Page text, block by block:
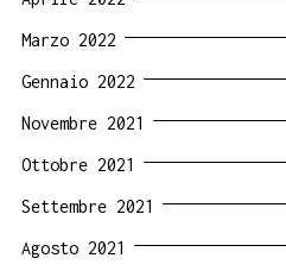
Marzo 2022
Gennaio 2022
Novembre 2021
Ottobre 2021
Settembre 2021
Agosto 2021